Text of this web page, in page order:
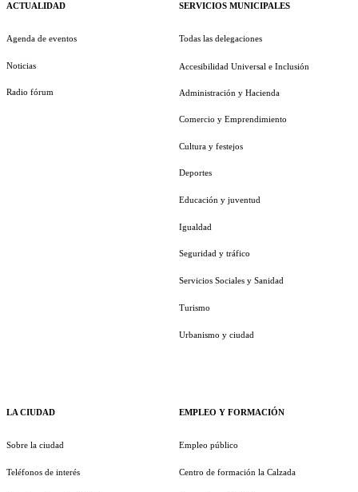
ACTUALIDAD
Agenda de eventos
Noticias
Radio fórum
LA CIUDAD
Sobre la ciudad
Teléfonos de interés
SERVICIOS MUNICIPALES
Todas las delegaciones
Accesibilidad Universal e Inclusión
Administración y Hacienda
Comercio y Emprendimiento
Cultura y festejos
Deportes
Educación y juventud
Igualdad
Seguridad y tráfico
Servicios Sociales y Sanidad
Turismo
Urbanismo y ciudad
EMPLEO Y FORMACIÓN
Empleo público
Centro de formación la Calzada